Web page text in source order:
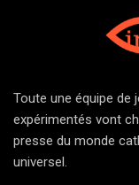
Toute une équipe de
expérimentés vont
presse du monde
universel.